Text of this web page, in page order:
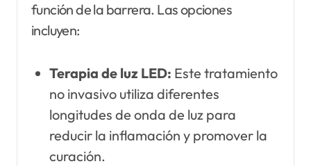
función de la barrera. Las opciones
incluyen:
Terapia de luz LED: Este tratamiento
no invasivo utiliza diferentes
longitudes de onda de luz para
reducir la inflamación y promover la
curación.